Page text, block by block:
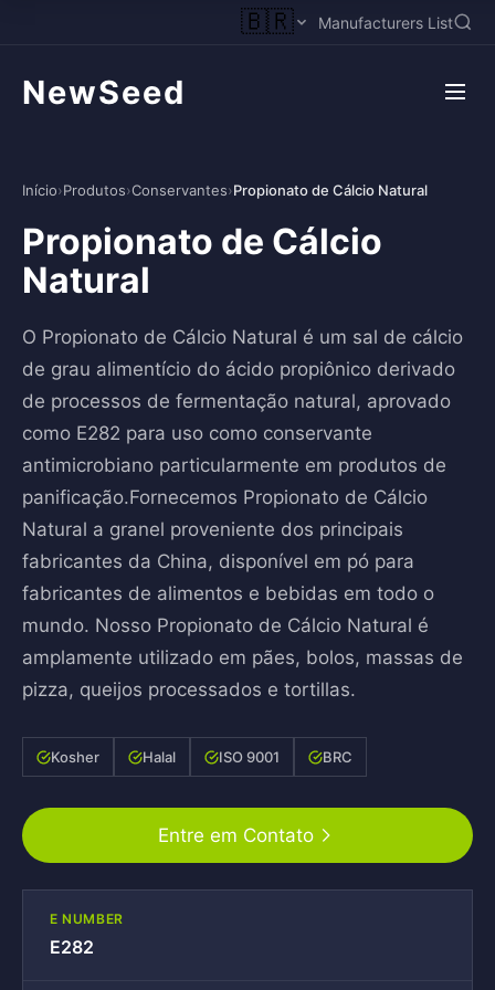
🇧🇷 Manufacturers List
NewSeed
Início›Produtos›Conservantes›Propionato de Cálcio Natural
Propionato de Cálcio
Natural
O Propionato de Cálcio Natural é um sal de cálcio
de grau alimentício do ácido propiônico derivado
de processos de fermentação natural, aprovado
como E282 para uso como conservante
antimicrobiano particularmente em produtos de
panificação.Fornecemos Propionato de Cálcio
Natural a granel proveniente dos principais
fabricantes da China, disponível em pó para
fabricantes de alimentos e bebidas em todo o
mundo. Nosso Propionato de Cálcio Natural é
amplamente utilizado em pães, bolos, massas de
pizza, queijos processados e tortillas.
Kosher Halal ISO 9001 BRC
Entre em Contato
E NUMBER
E282